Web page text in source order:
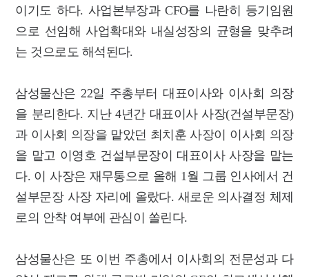
이기도 하다. 사업본부장과 CFO를 나란히 등기임원
으로 선임해 사업확대와 내실성장의 균형을 맞추려
는 것으로도 해석된다.
삼성물산은 22일 주총부터 대표이사와 이사회 의장
을 분리한다. 지난 4년간 대표이사 사장(건설부문장)
과 이사회 의장을 맡았던 최치훈 사장이 이사회 의장
을 맡고 이영호 건설부문장이 대표이사 사장을 맡는
다. 이 사장은 재무통으로 올해 1월 그룹 인사에서 건
설부문장 사장 자리에 올랐다. 새로운 의사결정 체제
로의 안착 여부에 관심이 쏠린다.
삼성물산은 또 이번 주총에서 이사회의 전문성과 다